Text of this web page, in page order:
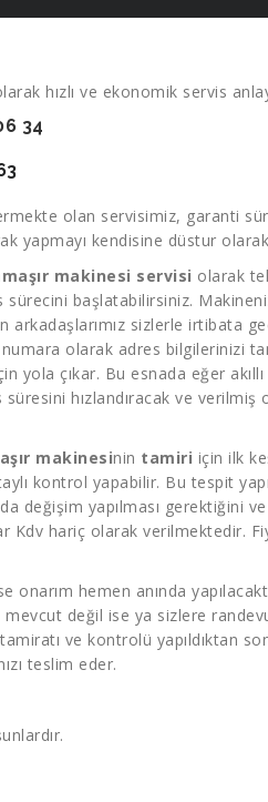
hızlı ve ekonomik servis
34
olan servisimiz, garanti
yapmayı kendisine düstur
makinesi servisi olarak
başlatabilirsiniz.
sizlerle irtibata
olarak adres bilgilerinizi
çıkar. Bu esnada eğer
hızlandıracak ve
makinesinin tamiri için ilk
kontrol yapabilir. Bu tespit
değişim yapılması gerektiğini
Kdv hariç olarak verilmektedir.
onarım hemen anında
mevcut değil ise ya sizlere
ve kontrolü yapıldıktan
teslim eder.